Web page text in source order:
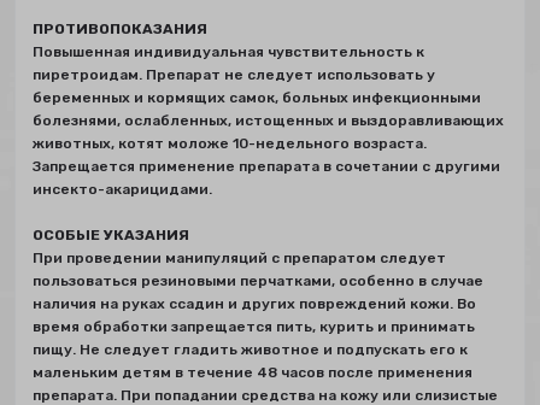
ПРОТИВОПОКАЗАНИЯ
Повышенная индивидуальная чувствительность к
пиретроидам. Препарат не следует использовать у
беременных и кормящих самок, больных инфекционными
болезнями, ослабленных, истощенных и выздоравливающих
животных, котят моложе 10-недельного возраста.
Запрещается применение препарата в сочетании с другими
инсекто-акарицидами.
ОСОБЫЕ УКАЗАНИЯ
При проведении манипуляций с препаратом следует
пользоваться резиновыми перчатками, особенно в случае
наличия на руках ссадин и других повреждений кожи. Во
время обработки запрещается пить, курить и принимать
пищу. Не следует гладить животное и подпускать его к
маленьким детям в течение 48 часов после применения
препарата. При попадании средства на кожу или слизистые